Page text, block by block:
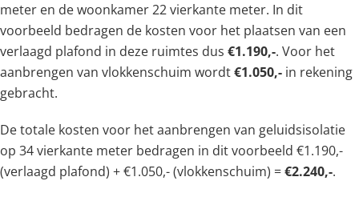
meter en de woonkamer 22 vierkante meter. In dit
voorbeeld bedragen de kosten voor het plaatsen van een
verlaagd plafond in deze ruimtes dus €1.190,-. Voor het
aanbrengen van vlokkenschuim wordt€1.050,- in rekening
gebracht.
De totale kosten voor het aanbrengen van geluidsisolatie
op 34 vierkante meter bedragen in dit voorbeeld €1.190,-
(verlaagd plafond) + €1.050,- (vlokkenschuim) =€2.240,-.